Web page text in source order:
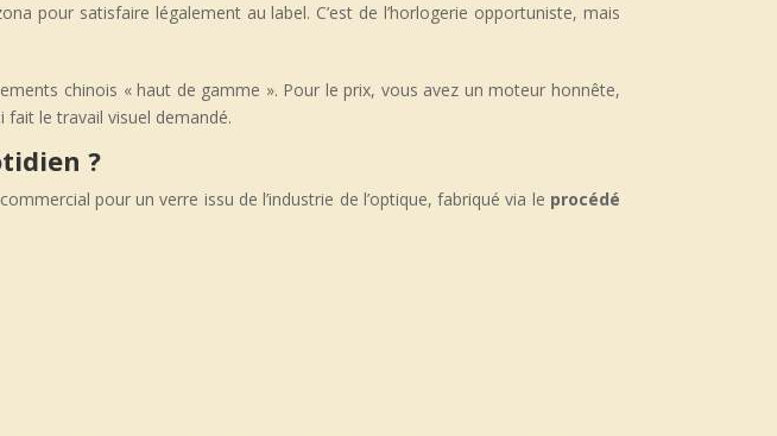
pour satisfaire légalement au label. C’est de l’horlogerie opportuniste, mais
chinois « haut de gamme ». Pour le prix, vous avez un moteur honnête,
fait le travail visuel demandé.
?
pour un verre issu de l’industrie de l’optique, fabriqué via le procédé